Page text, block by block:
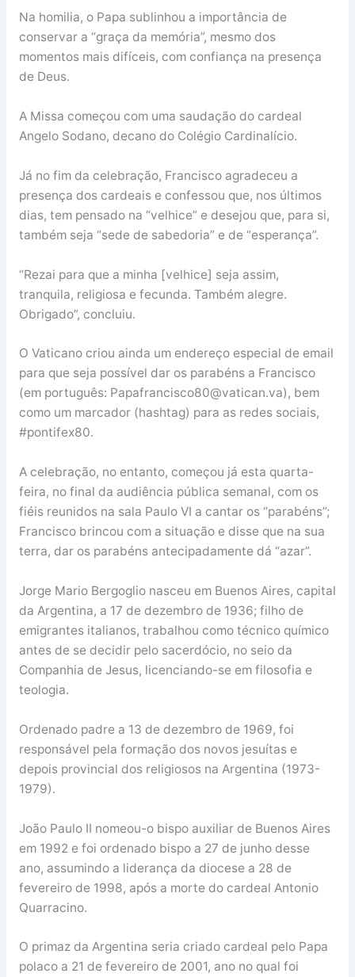
Na homilia, o Papa sublinhou a importância de
conservar a “graça da memória”, mesmo dos
momentos mais difíceis, com confiança na presença
de Deus.
A Missa começou com uma saudação do cardeal
Angelo Sodano, decano do Colégio Cardinalício.
Já no fim da celebração, Francisco agradeceu a
presença dos cardeais e confessou que, nos últimos
dias, tem pensado na “velhice” e desejou que, para si,
também seja “sede de sabedoria” e de “esperança”.
“Rezai para que a minha [velhice] seja assim,
tranquila, religiosa e fecunda. Também alegre.
Obrigado”, concluiu.
O Vaticano criou ainda um endereço especial de email
para que seja possível dar os parabéns a Francisco
(em português: Papafrancisco80@vatican.va), bem
como um marcador (hashtag) para as redes sociais,
#pontifex80.
A celebração, no entanto, começou já esta quarta-
feira, no final da audiência pública semanal, com os
fiéis reunidos na sala Paulo VI a cantar os “parabéns”;
Francisco brincou com a situação e disse que na sua
terra, dar os parabéns antecipadamente dá “azar”.
Jorge Mario Bergoglio nasceu em Buenos Aires, capital
da Argentina, a 17 de dezembro de 1936; filho de
emigrantes italianos, trabalhou como técnico químico
antes de se decidir pelo sacerdócio, no seio da
Companhia de Jesus, licenciando-se em filosofia e
teologia.
Ordenado padre a 13 de dezembro de 1969, foi
responsável pela formação dos novos jesuítas e
depois provincial dos religiosos na Argentina (1973-
1979).
João Paulo II nomeou-o bispo auxiliar de Buenos Aires
em 1992 e foi ordenado bispo a 27 de junho desse
ano, assumindo a liderança da diocese a 28 de
fevereiro de 1998, após a morte do cardeal Antonio
Quarracino.
O primaz da Argentina seria criado cardeal pelo Papa
polaco a 21 de fevereiro de 2001, ano no qual foi